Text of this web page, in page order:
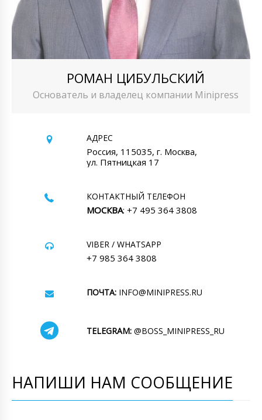
РОМАН ЦИБУЛЬСКИЙ
Основатель и владелец компании Minipress
АДРЕС
Россия, 115035, г. Москва,
ул. Пятницкая 17
КОНТАКТНЫЙ ТЕЛЕФОН
МОСКВА: +7 495 364 3808
VIBER / WHATSAPP
+7 985 364 3808
ПОЧТА: INFO@MINIPRESS.RU
TELEGRAM: @BOSS_MINIPRESS_RU
НАПИШИ НАМ СООБЩЕНИЕ